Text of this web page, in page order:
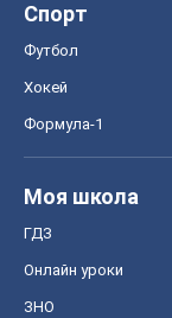
Спорт
Футбол
Хокей
Формула-1
Моя школа
ГДЗ
Онлайн уроки
ЗНО